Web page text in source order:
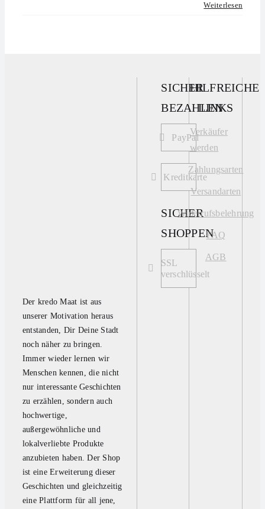
Weiterlesen
Der kredo Maat ist aus
unserer Motivation heraus
entstanden, Dir Deine Stadt
noch näher zu bringen.
Immer wieder lernen wir
Menschen kennen, die nicht
nur interessante Geschichten
zu erzählen, sondern auch
hochwertige,
außergewöhnliche und
lokalverliebte Produkte
anzubieten haben. Der Shop
ist eine Erweiterung dieser
Geschichten und gleichzeitig
eine Plattform für all jene,
SICHER
BEZAHLEN
PayPal
Kreditkarte
SICHER
SHOPPEN
SSL
verschlüsselt
HILFREICHE
LINKS
Verkäufer
werden
Zahlungsarten
Versandarten
Widerrufsbelehrung
FAQ
AGB